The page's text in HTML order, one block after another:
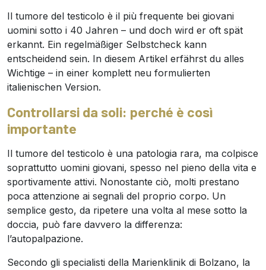
Il tumore del testicolo è il più frequente bei giovani
uomini sotto i 40 Jahren – und doch wird er oft spät
erkannt. Ein regelmäßiger Selbstcheck kann
entscheidend sein. In diesem Artikel erfährst du alles
Wichtige – in einer komplett neu formulierten
italienischen Version.
Controllarsi da soli: perché è così
importante
Il tumore del testicolo è una patologia rara, ma colpisce
soprattutto uomini giovani, spesso nel pieno della vita e
sportivamente attivi. Nonostante ciò, molti prestano
poca attenzione ai segnali del proprio corpo. Un
semplice gesto, da ripetere una volta al mese sotto la
doccia, può fare davvero la differenza:
l’autopalpazione.
Secondo gli specialisti della Marienklinik di Bolzano, la